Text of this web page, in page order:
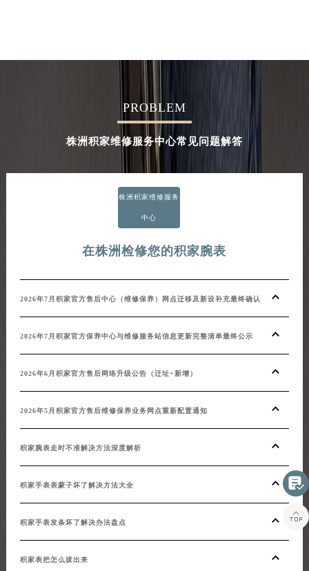
PROBLEM
株洲积家维修服务中心常见问题解答
株洲积家维修服务
中心
在株洲检修您的积家腕表
2026年7月积家官方售后中心（维修保养）网点迁移及新设补充最终确认
2026年7月积家官方保养中心与维修服务站信息更新完整清单最终公示
2026年6月积家官方售后网络升级公告（迁址+新增）
2026年5月积家官方售后维修保养业务网点重新配置通知
积家腕表走时不准解决方法深度解析
积家手表表蒙子坏了解决方法大全
积家手表发条坏了解决办法盘点
积家表把怎么拔出来

